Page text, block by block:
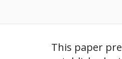
This paper